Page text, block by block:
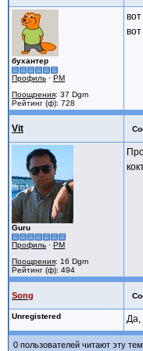
бухантер
Профиль · PM
Поощрения: 37 Dgm
Рейтинг (ф): 728
Vit
Guru
Профиль · PM
Поощрения: 16 Dgm
Рейтинг (ф): 494
Song
Unregistered Да,
0 пользователей читают эту